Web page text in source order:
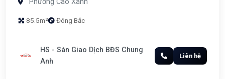
Phường Cao Xanh
85.5m² Đông Bắc
HS - Sàn Giao Dịch BĐS Chung
Anh
Liên hệ